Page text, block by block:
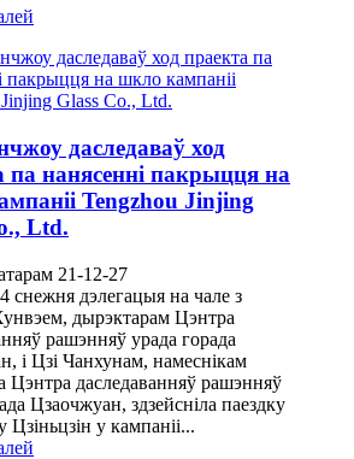
даследаваў ход
па нанясенні пакрыцця на
Tengzhou Jinjing
Ltd.
21-12-27
снежня дэлегацыя на чале з
дырэктарам Цэнтра
рашэнняў урада горада
і Цзі Чанхунам, намеснікам
Цэнтра даследаванняў рашэнняў
Цзаочжуан, здзейсніла паездку
у кампаніі...